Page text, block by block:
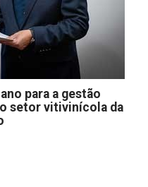
para a gestão
setor vitivinícola da